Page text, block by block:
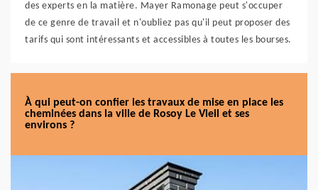
des experts en la matière. Mayer Ramonage peut s'occuper
de ce genre de travail et n'oubliez pas qu'il peut proposer des
tarifs qui sont intéressants et accessibles à toutes les bourses.
À qui peut-on confier les travaux de mise en place les
cheminées dans la ville de Rosoy Le Vieil et ses
environs ?